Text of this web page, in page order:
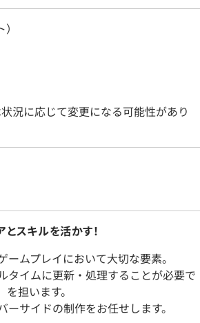
況に応じて変更になる可能性があり
スキルを活かす！
ムプレイにおいて大切な要素。
タイムに更新・処理することが必要で
担います。
サイドの制作をお任せします。